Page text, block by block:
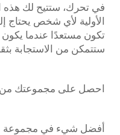
في تحرك، ستتيح لك هذه
الأولية لأي شخص يحتاج
تكون مستعدًا عندما
ستتمكن من الاستجابة
احصل على مجموعتك من
أفضل شيء في مجموعة